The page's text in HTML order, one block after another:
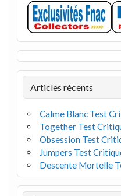
Articles récents
Calme Blanc Test
Together Test
Obsession Test
Jumpers Test
Descente Mortelle